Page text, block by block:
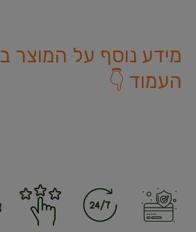
מידע נוסף על המוצר
העמוד 👇